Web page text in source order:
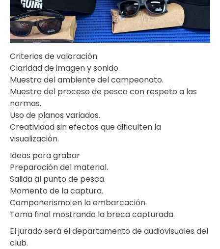
Criterios de valoración
Claridad de imagen y sonido.
Muestra del ambiente del campeonato.
Muestra del proceso de pesca con respeto a las
normas.
Uso de planos variados.
Creatividad sin efectos que dificulten la
visualización.
Ideas para grabar
Preparación del material.
Salida al punto de pesca.
Momento de la captura.
Compañerismo en la embarcación.
Toma final mostrando la breca capturada.
El jurado será el departamento de audiovisuales del
club.